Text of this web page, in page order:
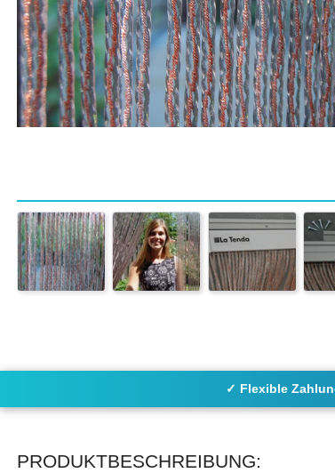
✓ Flexible
PRODUKTBESCHREIBUNG: